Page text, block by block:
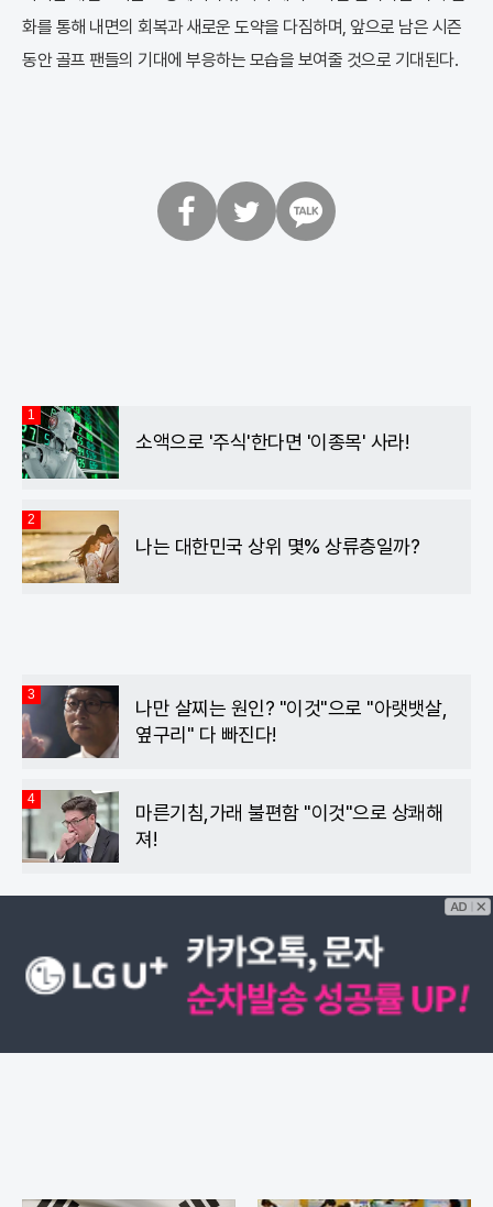
화를 통해 내면의 회복과 새로운 도약을 다짐하며, 앞으로 남은 시즌
동안 골프 팬들의 기대에 부응하는 모습을 보여줄 것으로 기대된다.
1
소액으로 '주식'한다면 '이종목' 사라!
2
나는 대한민국 상위 몇% 상류층일까?
3
나만 살찌는 원인? "이것"으로 "아랫뱃살,
옆구리" 다 빠진다!
4
마른기침,가래 불편함 "이것"으로 상쾌해
져!